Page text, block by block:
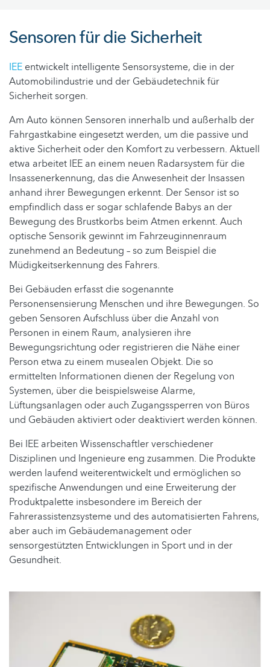
Sensoren für die Sicherheit
IEE entwickelt intelligente Sensorsysteme, die in der
Automobilindustrie und der Gebäudetechnik für
Sicherheit sorgen.
Am Auto können Sensoren innerhalb und außerhalb der
Fahrgastkabine eingesetzt werden, um die passive und
aktive Sicherheit oder den Komfort zu verbessern. Aktuell
etwa arbeitet IEE an einem neuen Radarsystem für die
Insassenerkennung, das die Anwesenheit der Insassen
anhand ihrer Bewegungen erkennt. Der Sensor ist so
empfindlich dass er sogar schlafende Babys an der
Bewegung des Brustkorbs beim Atmen erkennt. Auch
optische Sensorik gewinnt im Fahrzeuginnenraum
zunehmend an Bedeutung – so zum Beispiel die
Müdigkeitserkennung des Fahrers.
Bei Gebäuden erfasst die sogenannte
Personensensierung Menschen und ihre Bewegungen. So
geben Sensoren Aufschluss über die Anzahl von
Personen in einem Raum, analysieren ihre
Bewegungsrichtung oder registrieren die Nähe einer
Person etwa zu einem musealen Objekt. Die so
ermittelten Informationen dienen der Regelung von
Systemen, über die beispielsweise Alarme,
Lüftungsanlagen oder auch Zugangssperren von Büros
und Gebäuden aktiviert oder deaktiviert werden können.
Bei IEE arbeiten Wissenschaftler verschiedener
Disziplinen und Ingenieure eng zusammen. Die Produkte
werden laufend weiterentwickelt und ermöglichen so
spezifische Anwendungen und eine Erweiterung der
Produktpalette insbesondere im Bereich der
Fahrerassistenzsysteme und des automatisierten Fahrens,
aber auch im Gebäudemanagement oder
sensorgestützten Entwicklungen in Sport und in der
Gesundheit.